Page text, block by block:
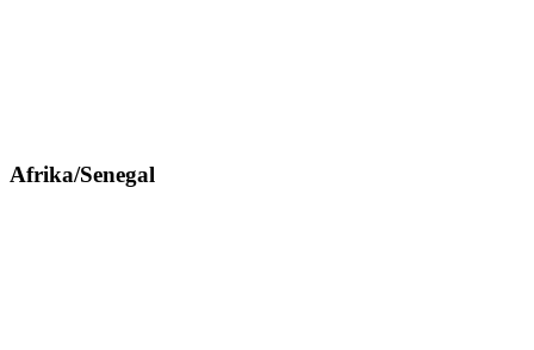
Afrika/Senegal